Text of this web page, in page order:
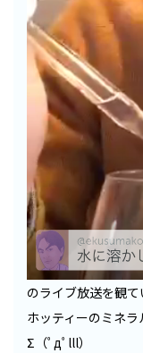
のライブ放送を観て
ホッティーのミネラ
Σ（ﾟдﾟlll）